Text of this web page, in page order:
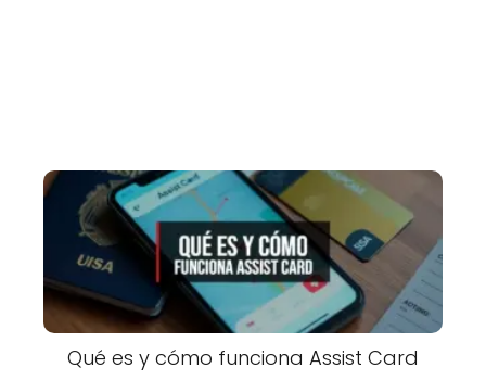
Qué es y cómo funciona Assist Card